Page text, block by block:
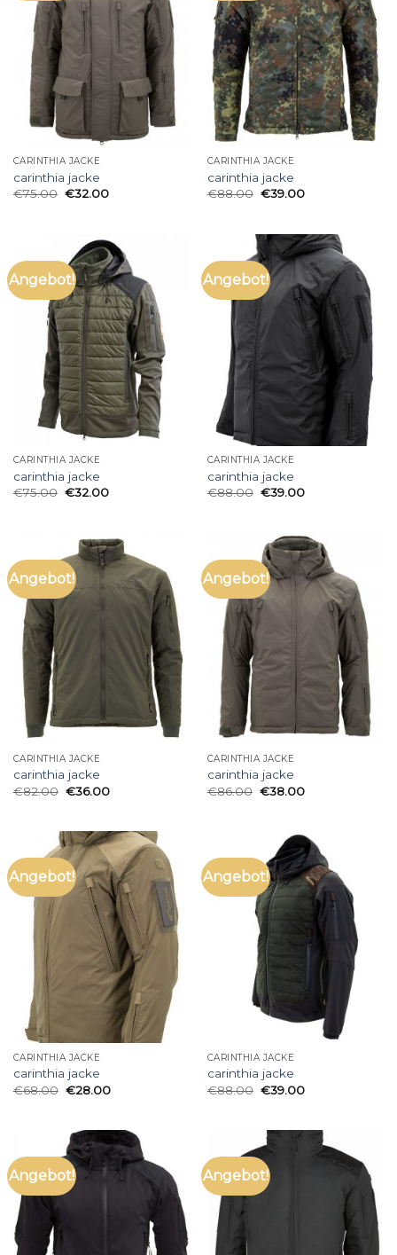
CARINTHIA JACKE
carinthia jacke
€75.00 €32.00
CARINTHIA JACKE
carinthia jacke
€88.00 €39.00
Angebot!
CARINTHIA JACKE
carinthia jacke
€75.00 €32.00
Angebot!
CARINTHIA JACKE
carinthia jacke
€88.00 €39.00
Angebot!
CARINTHIA JACKE
carinthia jacke
€82.00 €36.00
Angebot!
CARINTHIA JACKE
carinthia jacke
€86.00 €38.00
Angebot!
CARINTHIA JACKE
carinthia jacke
€68.00 €28.00
Angebot!
CARINTHIA JACKE
carinthia jacke
€88.00 €39.00
Angebot! Angebot!